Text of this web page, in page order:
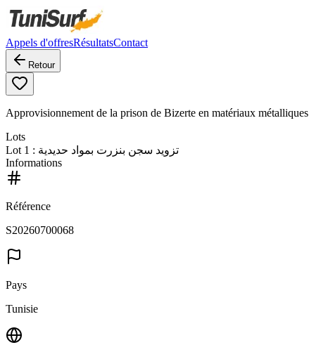
Appels d'offresRésultatsContact
Retour
Approvisionnement de la prison de Bizerte en matériaux métalliques
Lots
Lot 1
: تزويد سجن بنزرت بمواد حديدية
Informations
Référence
S20260700068
Pays
Tunisie